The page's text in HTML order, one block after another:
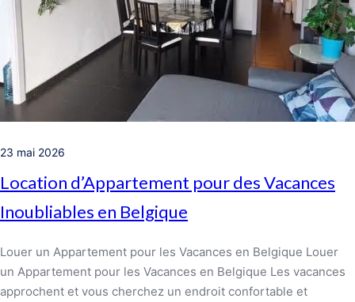
23 mai 2026
Location d’Appartement pour des Vacances
Inoubliables en Belgique
Louer un Appartement pour les Vacances en Belgique Louer
un Appartement pour les Vacances en Belgique Les vacances
approchent et vous cherchez un endroit confortable et